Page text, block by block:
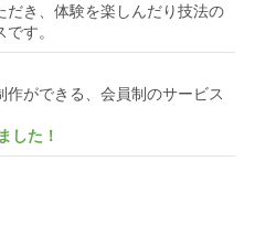
だき、体験を楽しんだり技法の
す。
ができる、会員制のサービス
した！